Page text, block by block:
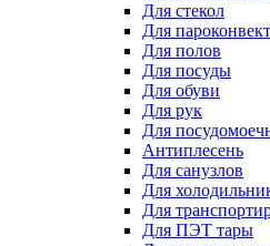
Для стекол
Для
Для полов
Для посуды
Для обуви
Для рук
Для
Антиплесень
Для санузлов
Для
Для
Для ПЭТ тары